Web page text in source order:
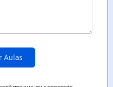
Aulas